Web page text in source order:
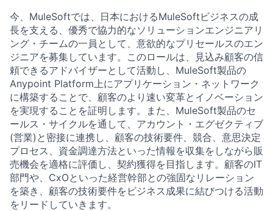
今、MuleSoftでは、日本におけるMuleSoftビジネスの成
長を支える、優秀で協力的なソリューションエンジニアリ
ング・チームの一員として、意欲的なプリセールスのエン
ジニアを募集しています。このロールは、見込み顧客の信
頼できるアドバイザーとして活動し、MuleSoft製品の
Anypoint Platform上にアプリケーション・ネットワーク
に構築することで、顧客のより速い変革とイノベーション
を実現することを証明します。また、MuleSoft製品のセ
ールス・サイクルを通して、アカウント・エグゼクティブ
(営業)と密接に連携し、顧客の技術要件、競合、意思決定
プロセス、資金調達方法といった情報を収集をしながら販
売機会を適格に評価し、契約獲得を目指します。顧客のIT
部門や、CxOといった経営幹部との強固なリレーション
を築き、顧客の技術要件をビジネス成果に結びつける活動
をリードしていきます。